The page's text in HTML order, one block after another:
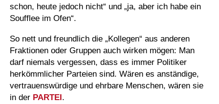
schon, heute jedoch nicht“ und „ja, aber ich habe ein
Soufflee im Ofen“.
So nett und freundlich die „Kollegen“ aus anderen
Fraktionen oder Gruppen auch wirken mögen: Man
darf niemals vergessen, dass es immer Politiker
herkömmlicher Parteien sind. Wären es anständige,
vertrauenswürdige und ehrbare Menschen, wären sie
in der PARTEI.